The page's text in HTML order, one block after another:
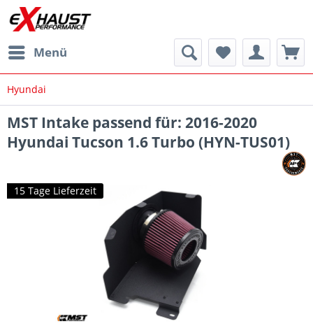
Menü
Hyundai
MST Intake passend für: 2016-2020
Hyundai Tucson 1.6 Turbo (HYN-TUS01)
15 Tage Lieferzeit